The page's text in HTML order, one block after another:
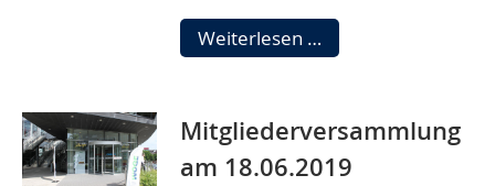
Weiterlesen … Das
Mitgliederversammlung
am 18.06.2019